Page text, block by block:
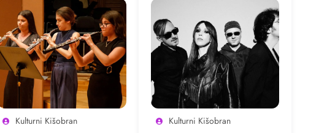
Kulturni Kišobran Kulturni Kišobran